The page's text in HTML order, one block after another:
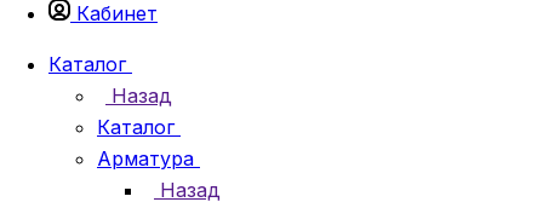
Кабинет
Каталог
Назад
Каталог
Арматура
Назад